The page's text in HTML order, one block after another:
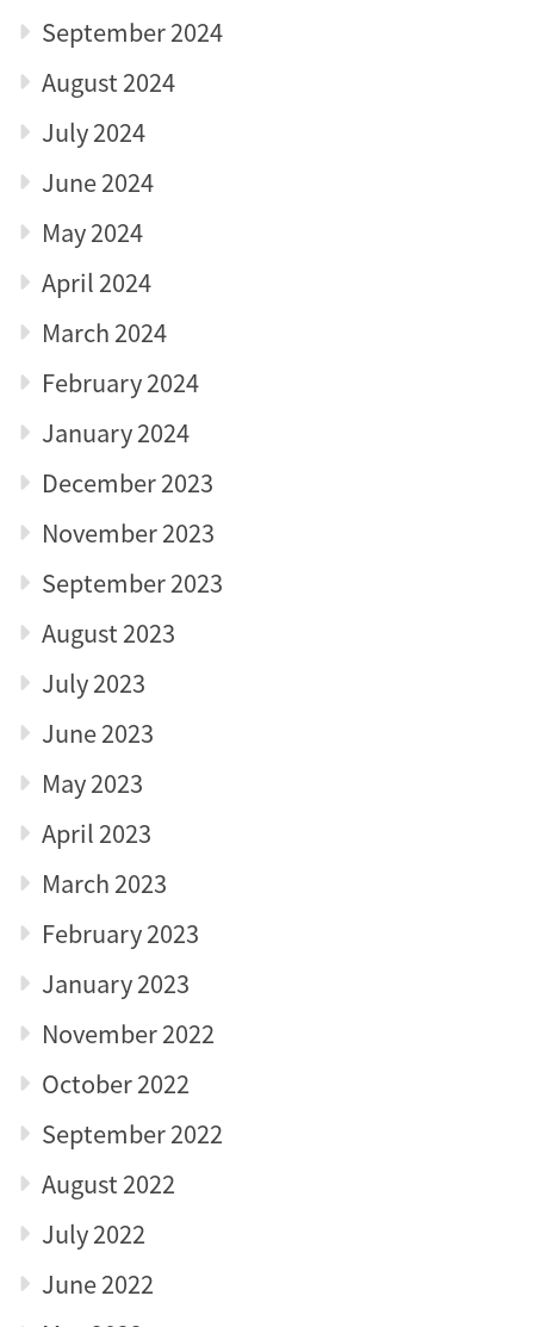
September 2024
August 2024
July 2024
June 2024
May 2024
April 2024
March 2024
February 2024
January 2024
December 2023
November 2023
September 2023
August 2023
July 2023
June 2023
May 2023
April 2023
March 2023
February 2023
January 2023
November 2022
October 2022
September 2022
August 2022
July 2022
June 2022